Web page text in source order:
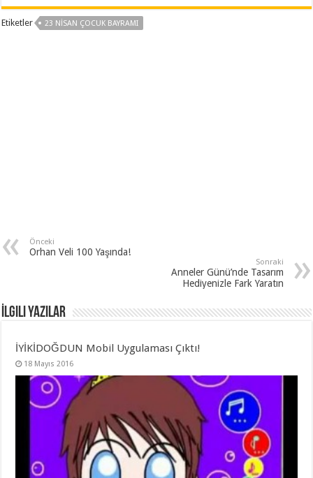
Etiketler 23 NISAN ÇOCUK BAYRAMI
Önceki
Orhan Veli 100 Yaşında!
Sonraki
Anneler Günü’nde Tasarım
Hediyenizle Fark Yaratın
İlgili Yazılar
İYİKİDOĞDUN Mobil Uygulaması Çıktı!
18 Mayıs 2016